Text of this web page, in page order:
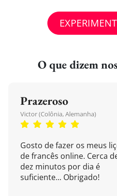
O que dizem
Prazeroso
Victor (Colônia, Alemanha)
Gosto de fazer os meus
de francês online. Cerca
dez minutos por dia é
suficiente... Obrigado!